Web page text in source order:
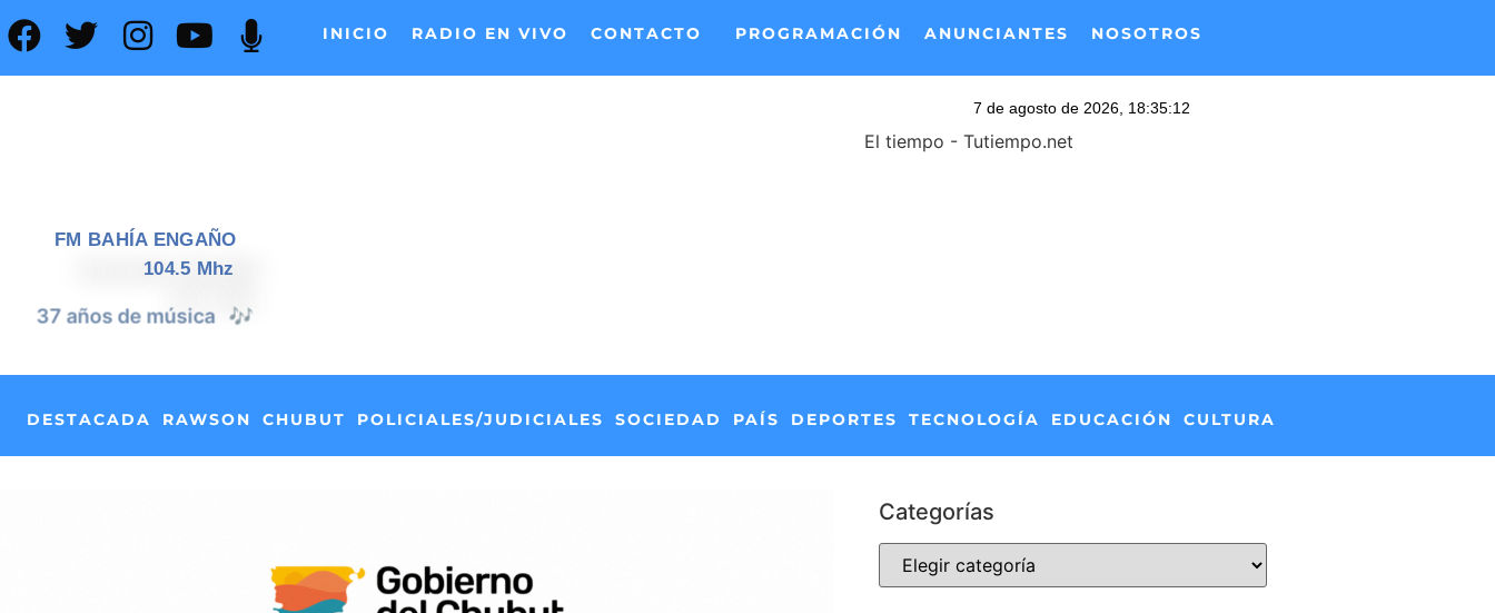
INICIO RADIO EN VIVO CONTACTO PROGRAMACIÓN ANUNCIANTES NOSOTROS
FM BAHÍA ENGAÑO
104.5 Mhz
37 años de noticias 📰
El tiempo - Tutiempo.net
DESTACADA RAWSON CHUBUT POLICIALES/JUDICIALES SOCIEDAD PAÍS DEPORTES TECNOLOGÍA EDUCACIÓN CULTURA
Categorías